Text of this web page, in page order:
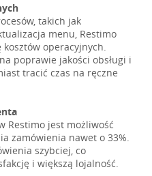
takich jak
menu, Restimo
operacyjnych.
poprawie jakości obsługi i
tracić czas na ręczne
Restimo jest możliwość
zamówienia nawet o 33%.
szybciej, co
i większą lojalność.